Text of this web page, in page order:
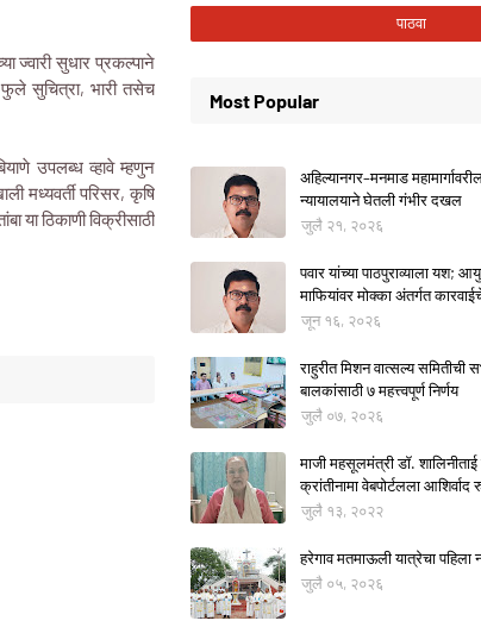
ज्वारी सुधार प्रकल्पाने
फुले सुचित्रा, भारी तसेच
उपलब्ध व्हावे म्हणुन
मध्यवर्ती परिसर, कृषि
या ठिकाणी विक्रीसाठी
Most Popular
अहिल्यानगर–मनमाड
न्यायालयाने घेतली गंभीर दखल
जुलै २१, २०२६
पवार यांच्या पाठपुराव्याला यश;
माफियांवर मोक्का अंतर्गत
जून १६, २०२६
राहुरीत मिशन वात्सल्य समितीची
बालकांसाठी ७ महत्त्वपूर्ण निर्णय
जुलै ०७, २०२६
माजी महसूलमंत्री डॉ.
क्रांतीनामा वेबपोर्टलला आशिर्वाद
जुलै १३, २०२२
हरेगाव मतमाऊली यात्रेचा पहिला
जुलै ०५, २०२६